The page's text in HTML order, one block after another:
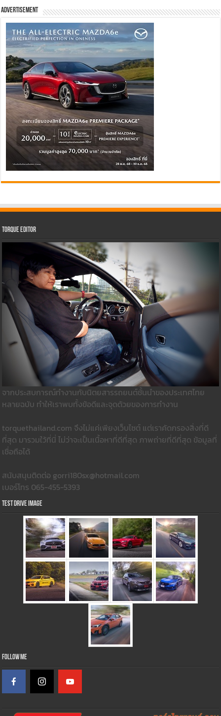
Advertisement
Torque Editor
จากประสบการณ์ทำงานกับนิตยสารรถยนต์ชั้นนำของประเทศไทย
หลายฉบับ ทำให้เราพบทั้งข้อดีและจุดด้วยของการทำงาน
torquethailand.com จึงไม่แค่เพียงเว็บไซต์ แต่เราคัดกรองสิ่งที่ดี
ที่สุด มารวมใว้ที่นี่ ไม่ว่าจะเป็นเนื้อหาที่ดีที่สุด ภาพถ่ายที่ดีที่สุด ข้อมูลที่
เชื่อถือได้
สนับสนุนติดต่อ gorri180sx@hotmail.com
เบอร์โทร 065-455-5393
Test Drive Image
Follow Me